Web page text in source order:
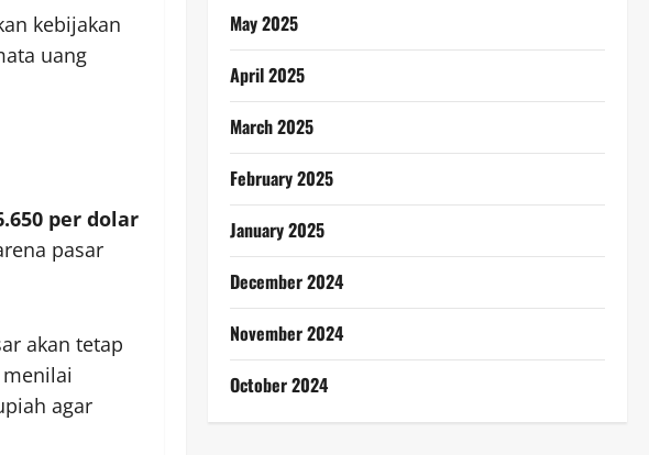
kebijakan
uang
per dolar
pasar
akan tetap
agar
May 2025
April 2025
March 2025
February 2025
January 2025
December 2024
November 2024
October 2024